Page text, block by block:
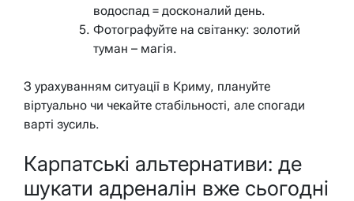
водоспад = досконалий день.
Фотографуйте на світанку: золотий
туман – магія.
З урахуванням ситуації в Криму, плануйте
віртуально чи чекайте стабільності, але спогади
варті зусиль.
Карпатські альтернативи: де
шукати адреналін вже сьогодні